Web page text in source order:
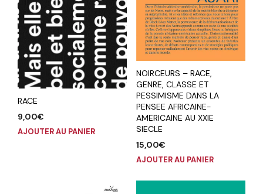
RACE
9,00€
AJOUTER AU PANIER
NOIRCEURS – RACE,
GENRE, CLASSE ET
PESSIMISME DANS LA
PENSEE AFRICAINE-
AMERICAINE AU XXIE
SIECLE
15,00€
AJOUTER AU PANIER